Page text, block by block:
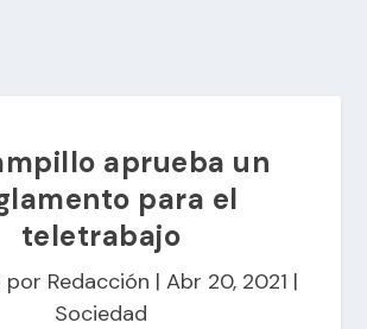
aprueba un
para el
teletrabajo
por Redacción | Abr 20, 2021 |
Sociedad